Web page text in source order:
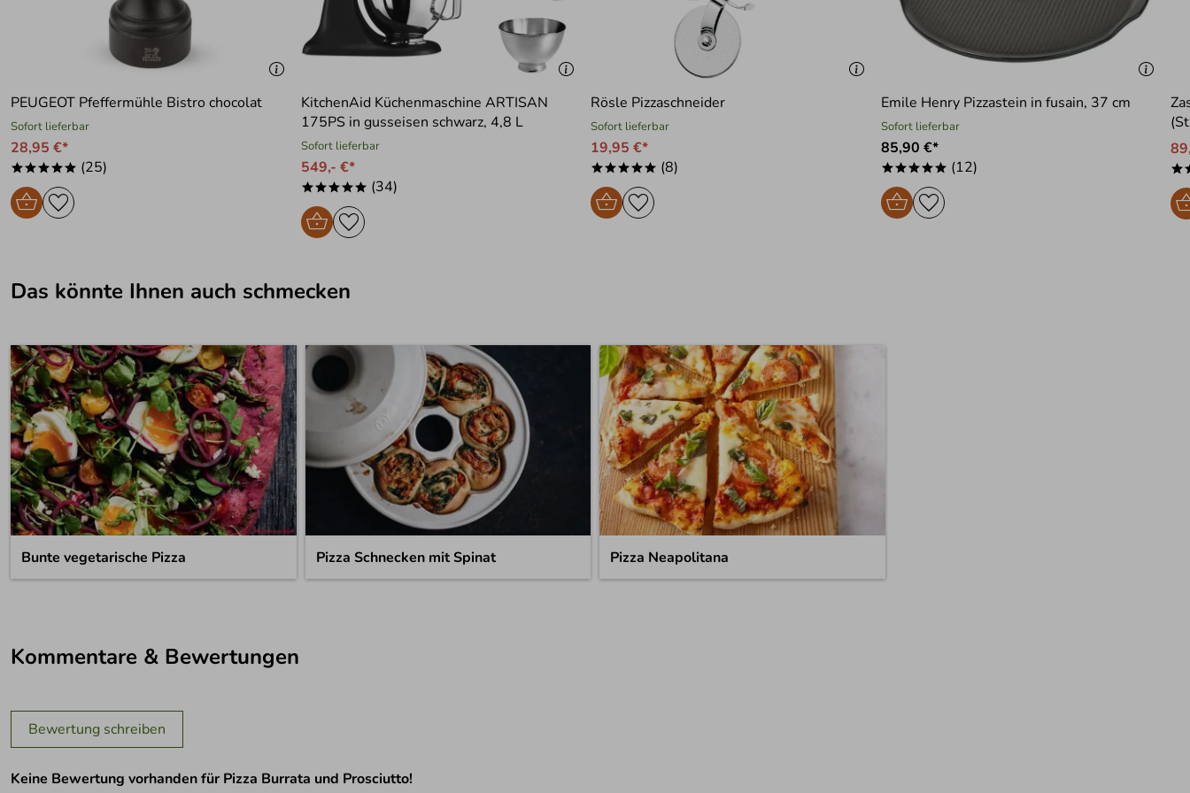
PEUGEOT Pfeffermühle Bistro chocolat
Sofort lieferbar
28,95 €*
***** (25)
KitchenAid Küchenmaschine ARTISAN
175PS in gusseisen schwarz, 4,8 L
Sofort lieferbar
549,- €*
***** (34)
Rösle Pizzaschneider
Sofort lieferbar
19,95 €*
***** (8)
Emile Henry Pizzastein in fusain, 37 cm
Sofort lieferbar
85,90 €*
***** (12)
Das könnte Ihnen auch schmecken
Bunte vegetarische Pizza Pizza Schnecken mit Spinat Pizza Neapolitana
Kommentare & Bewertungen
Bewertung schreiben
Keine Bewertung vorhanden für Pizza Burrata und Prosciutto!